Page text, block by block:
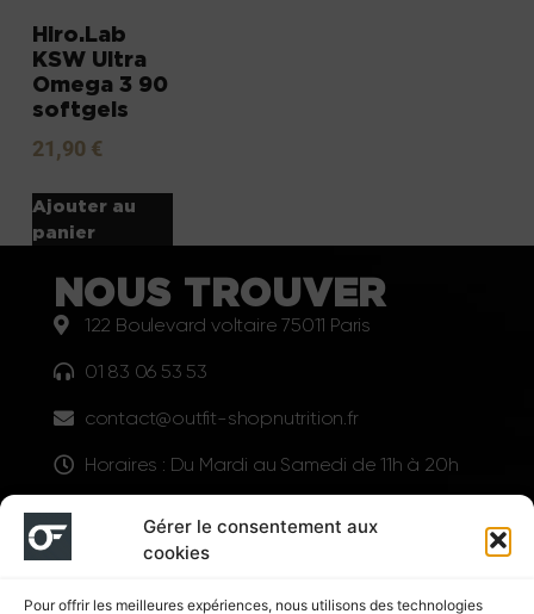
Gérer le consentement aux
cookies
Pour offrir les meilleures expériences, nous utilisons des technologies
Hiro.Lab
KSW Ultra
Omega 3 90
softgels
21,90 €
Ajouter au
panier
NOUS TROUVER
122 Boulevard voltaire 75011 Paris
01 83 06 53 53
contact@outfit-shopnutrition.fr
Horaires : Du Mardi au Samedi de 11h à 20h
LIENS UTILES